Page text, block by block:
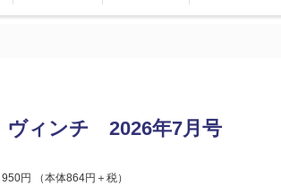
ヴィンチ 2026年7月号
950円 （本体864円＋税）